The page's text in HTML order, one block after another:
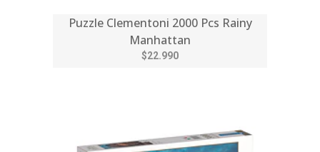
Puzzle Clementoni 2000 Pcs Rainy
Manhattan
$22.990